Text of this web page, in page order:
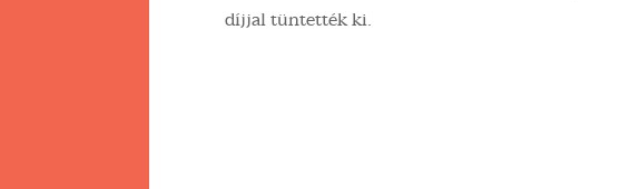
díjjal tüntették ki.